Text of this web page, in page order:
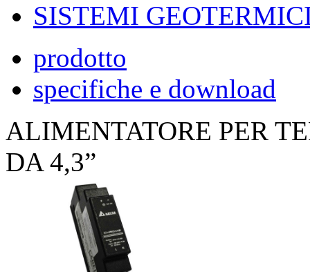
SISTEMI
prodotto
specifiche e download
ALIMENTATORE PER
DA 4,3”